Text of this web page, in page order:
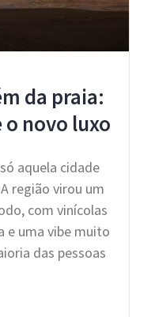
da praia:
novo luxo
aquela cidade
região virou um
com vinícolas
e uma vibe muito
das pessoas